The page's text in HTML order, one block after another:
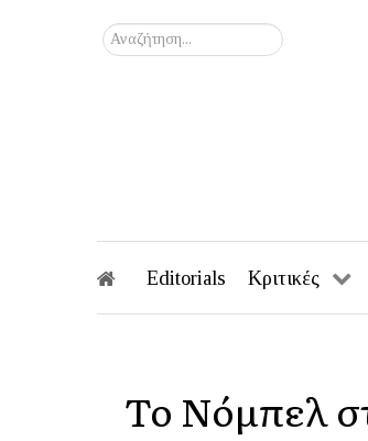
Αναζήτηση...
Editorials Κριτικές
Το Νόμπελ